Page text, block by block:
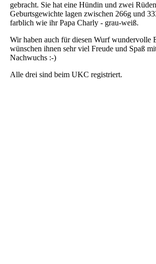
gebracht. Sie hat eine Hündin und zwei
Geburtsgewichte lagen zwischen 266g und
farblich wie ihr Papa Charly - grau-weiß.
Wir haben auch für diesen Wurf wundervolle
wünschen ihnen sehr viel Freude und Spaß
Nachwuchs :-)
Alle drei sind beim UKC registriert.